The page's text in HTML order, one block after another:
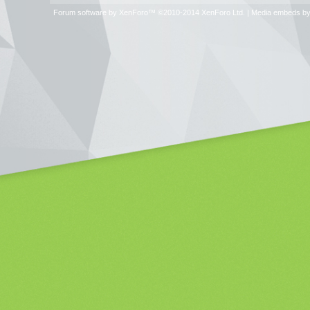
Forum software by XenForo™ ©2010-2014 XenForo Ltd. | Media embeds